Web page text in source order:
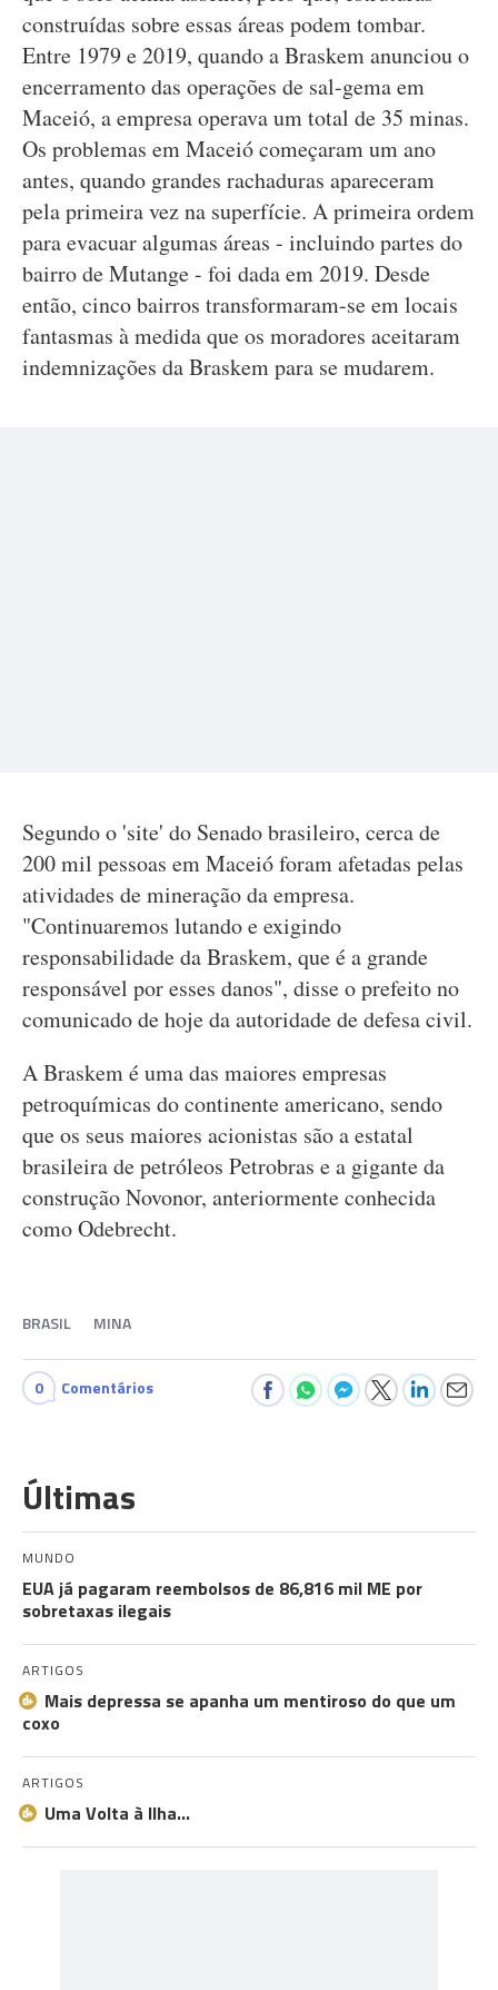
construídas sobre essas áreas podem tombar.
Entre 1979 e 2019, quando a Braskem anunciou o
encerramento das operações de sal-gema em
Maceió, a empresa operava um total de 35 minas.
Os problemas em Maceió começaram um ano
antes, quando grandes rachaduras apareceram
pela primeira vez na superfície. A primeira ordem
para evacuar algumas áreas - incluindo partes do
bairro de Mutange - foi dada em 2019. Desde
então, cinco bairros transformaram-se em locais
fantasmas à medida que os moradores aceitaram
indemnizações da Braskem para se mudarem.
Segundo o 'site' do Senado brasileiro, cerca de
200 mil pessoas em Maceió foram afetadas pelas
atividades de mineração da empresa.
"Continuaremos lutando e exigindo
responsabilidade da Braskem, que é a grande
responsável por esses danos", disse o prefeito no
comunicado de hoje da autoridade de defesa civil.
A Braskem é uma das maiores empresas
petroquímicas do continente americano, sendo
que os seus maiores acionistas são a estatal
brasileira de petróleos Petrobras e a gigante da
construção Novonor, anteriormente conhecida
como Odebrecht.
BRASIL MINA
0 Comentários
Últimas
MUNDO
EUA já pagaram reembolsos de 86,816 mil ME por
sobretaxas ilegais
ARTIGOS
Mais depressa se apanha um mentiroso do que um
coxo
ARTIGOS
Uma Volta à Ilha…